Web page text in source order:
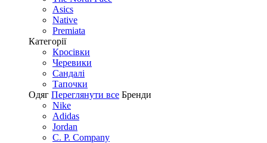
Asics
Native
Premiata
Категорії
Кросівки
Черевики
Сандалі
Tапочки
Одяг Переглянути все Бренди
Nike
Adidas
Jordan
C. P. Company